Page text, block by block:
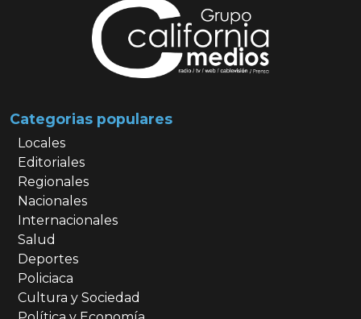
Categorias populares
Locales
Editoriales
Regionales
Nacionales
Internacionales
Salud
Deportes
Policiaca
Cultura y Sociedad